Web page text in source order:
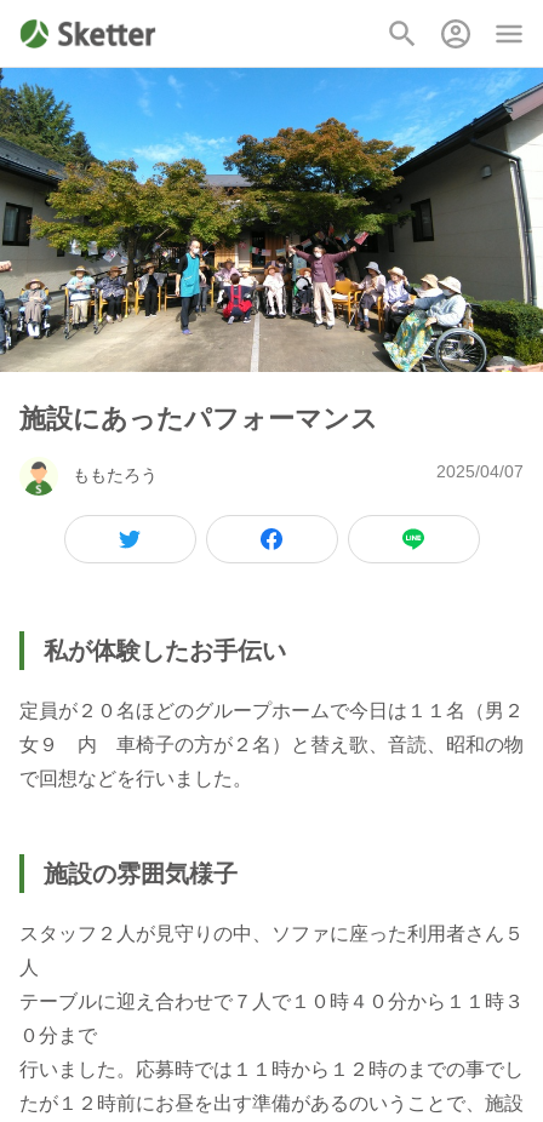
施設にあったパフォーマンス
ももたろう 2025/04/07
私が体験したお手伝い
定員が２０名ほどのグループホームで今日は１１名（男２
女９ 内 車椅子の方が２名）と替え歌、音読、昭和の物
で回想などを行いました。
施設の雰囲気様子
スタッフ２人が見守りの中、ソファに座った利用者さん５
人
テーブルに迎え合わせで７人で１０時４０分から１１時３
０分まで
行いました。応募時では１１時から１２時のまでの事でし
たが１２時前にお昼を出す準備があるのいうことで、施設